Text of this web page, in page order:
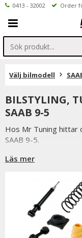
0413 - 32002 Order
Välj bilmodell
BILSTYLING,
SAAB 9-5
Hos Mr Tuning
SAAB 9-5.
Coilovers &
väghållning.
Letar du efter en ny
Läs mer